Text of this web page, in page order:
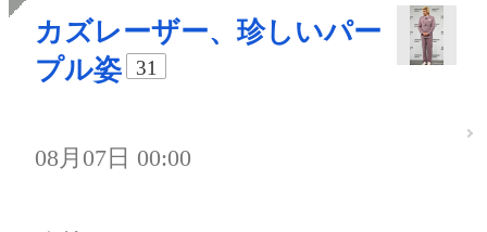
カズレーザー、珍しいパー
プル姿
31
08月07日 00:00